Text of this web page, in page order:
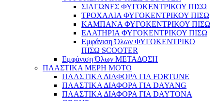
ΣΙΑΓΩΝΕΣ ΦΥΓΟΚΕΝΤΡΙΚΟΥ ΠΙΣΩ
ΤΡΟΧΑΛΙΑ ΦΥΓΟΚΕΝΤΡΙΚΟΥ ΠΙΣΩ
ΚΑΜΠΑΝΑ ΦΥΓΟΚΕΝΤΡΙΚΟΥ ΠΙΣΩ
ΕΛΑΤΗΡΙΑ ΦΥΓΟΚΕΝΤΡΙΚΟΥ ΠΙΣΩ
Εμφάνιση Όλων ΦΥΓΟΚΕΝΤΡΙΚΟ
ΠΙΣΩ SCOOTER
Εμφάνιση Όλων ΜΕΤΑΔΟΣΗ
ΠΛΑΣΤΙΚΑ ΜΕΡΗ ΜΟΤΟ
ΠΛΑΣΤΙΚΑ ΔΙΑΦΟΡΑ ΓΙΑ FORTUNE
ΠΛΑΣΤΙΚΑ ΔΙΑΦΟΡΑ ΓΙΑ DAYANG
ΠΛΑΣΤΙΚΑ ΔΙΑΦΟΡΑ ΓΙΑ DAYTONA